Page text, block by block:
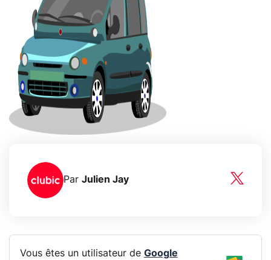
Par Julien Jay
Vous êtes un utilisateur de Google